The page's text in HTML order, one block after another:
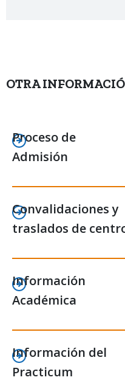
OTRA
Proceso de
Admisión
Convalidaciones y
traslados de
Información
Académica
Información del
Practicum